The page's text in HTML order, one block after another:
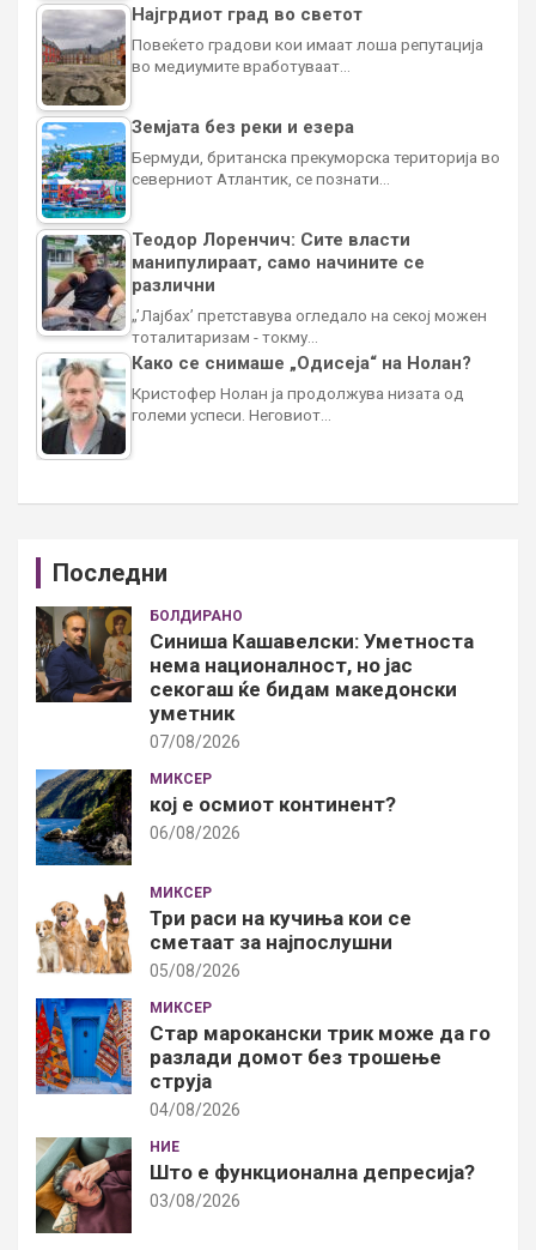
Најгрдиот град во светот
Повеќето градови кои имаат лоша репутација
во медиумите вработуваат…
Земјата без реки и езера
Бермуди, британска прекуморска територија во
северниот Атлантик, се познати…
Теодор Лоренчич: Сите власти
манипулираат, само начините се
различни
„’Лајбах’ претставува огледало на секој можен
тоталитаризам - токму…
Како се снимаше „Одисеја“ на Нолан?
Кристофер Нолан ја продолжува низата од
големи успеси. Неговиот…
Последни
БОЛДИРАНО
Синиша Кашавелски: Уметноста
нема националност, но јас
секогаш ќе бидам македонски
уметник
07/08/2026
МИКСЕР
кој е осмиот континент?
06/08/2026
МИКСЕР
Три раси на кучиња кои се
сметаат за најпослушни
05/08/2026
МИКСЕР
Стар марокански трик може да го
разлади домот без трошење
струја
04/08/2026
НИЕ
Што е функционална депресија?
03/08/2026